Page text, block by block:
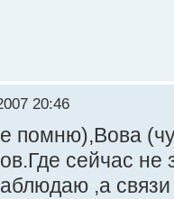
20:46
помню),Вова
сейчас
,а связи